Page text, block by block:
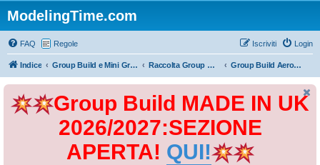
ModelingTime.com
FAQ Regole Login
Iscriviti
Indice Group Build e Mini Group Build Raccolta Group Build Group Build Aeronautica Militare Italiana 2011
Group Build MADE IN UK
2026/2027:SEZIONE
APERTA! QUI!